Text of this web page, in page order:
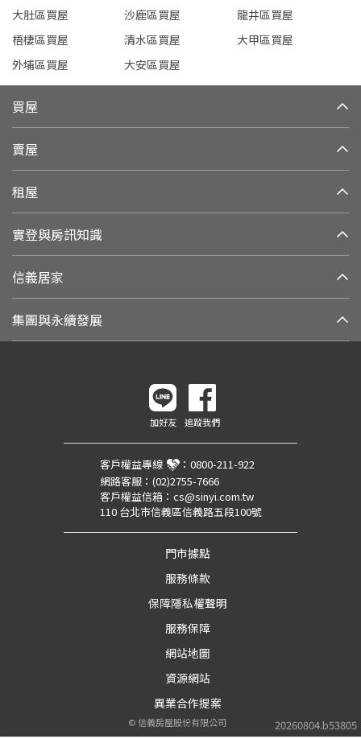
大肚區買屋
沙鹿區買屋
龍井區買屋
梧棲區買屋
清水區買屋
大甲區買屋
外埔區買屋
大安區買屋
買屋
賣屋
租屋
實登與房訊知識
信義居家
集團與永續發展
20260804.b53805
加好友 追蹤我們
客戶權益專線 ： 0800-211-922
網路客服： (02)2755-7666
客戶權益信箱： cs@sinyi.com.tw
110 台北市信義區信義路五段100號
門市據點
服務條款
保障隱私權聲明
服務保障
網站地圖
資源網站
異業合作提案
©信義房屋股份有限公司